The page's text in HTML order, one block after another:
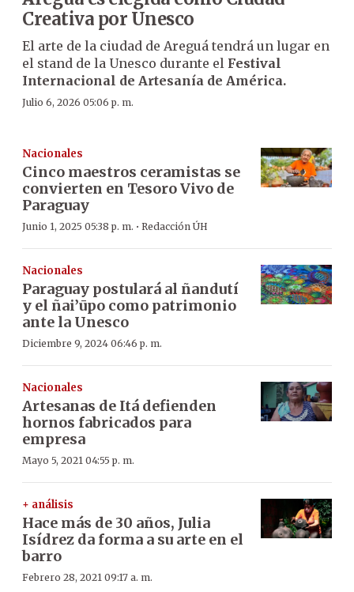
Creativa por Unesco
El arte de la ciudad de Areguá tendrá un lugar en
el stand de la Unesco durante el Festival
Internacional de Artesanía de América.
Julio 6, 2026 05:06 p. m.
Nacionales
Cinco maestros ceramistas se
convierten en Tesoro Vivo de
Paraguay
Junio 1, 2025 05:38 p. m. · Redacción ÚH
Nacionales
Paraguay postulará al ñandutí
y el ñai’ūpo como patrimonio
ante la Unesco
Diciembre 9, 2024 06:46 p. m.
Nacionales
Artesanas de Itá defienden
hornos fabricados para
empresa
Mayo 5, 2021 04:55 p. m.
+ análisis
Hace más de 30 años, Julia
Isídrez da forma a su arte en el
barro
Febrero 28, 2021 09:17 a. m.